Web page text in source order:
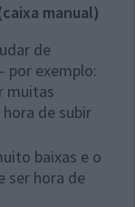
manual)
de
por exemplo:
muitas
de subir
baixas e o
ser hora de